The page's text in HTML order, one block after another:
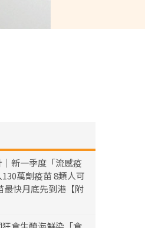
新一季度「流感疫
萬劑疫苗 8類人可
最快月底先到港【附